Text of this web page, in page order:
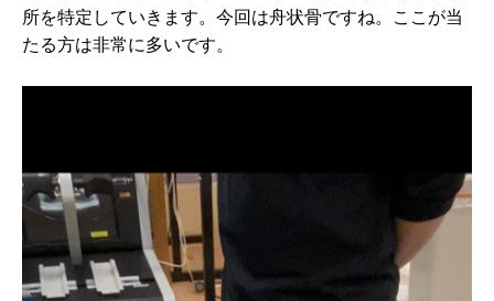
所を特定していきます。今回は舟状骨ですね。ここが当
たる方は非常に多いです。